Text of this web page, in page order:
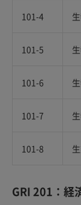
101-4
101-5
101-6
101-7
101-8
GRI 201：経